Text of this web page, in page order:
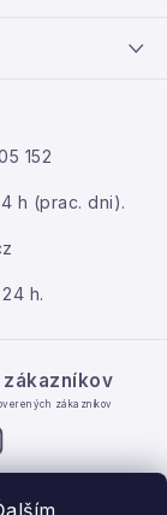
152
h (prac. dni).
h.
zákazníkov